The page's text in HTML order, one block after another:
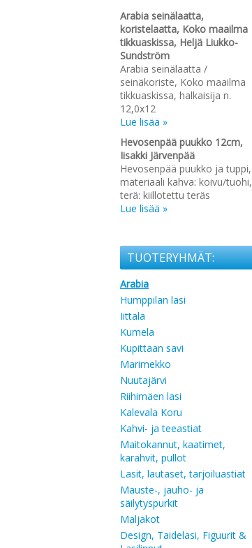
Arabia seinälaatta,
koristelaatta, Koko maailma
tikkuaskissa, Heljä Liukko-
Sundström
Arabia seinälaatta /
seinäkoriste, Koko maailma
tikkuaskissa, halkaisija n.
12,0x12
Lue lisää »
Hevosenpää puukko 12cm,
Iisakki Järvenpää
Hevosenpää puukko ja tuppi,
materiaali kahva: koivu/tuohi,
terä: kiillotettu teräs
Lue lisää »
TUOTERYHMÄT:
Arabia
Humppilan lasi
Iittala
Kumela
Kupittaan savi
Marimekko
Nuutajärvi
Riihimäen lasi
Kalevala Koru
Kahvi- ja teeastiat
Maitokannut, kaatimet,
karahvit, pullot
Lasit, lautaset, tarjoiluastiat
Mauste-, jauho- ja
säilytyspurkit
Maljakot
Design, Taidelasi, Figuurit &